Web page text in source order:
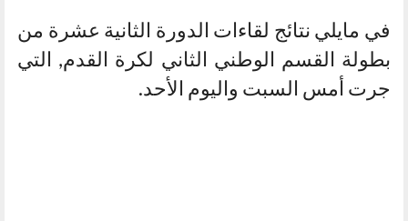
في مايلي نتائج لقاءات الدورة الثانية عشرة من
بطولة القسم الوطني الثاني لكرة القدم, التي
جرت أمس السبت واليوم الأحد.